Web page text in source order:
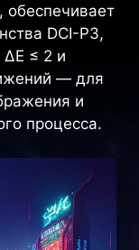
обеспечивает
DCI-P3,
ΔE ≤ 2 и
— для
и
процесса.